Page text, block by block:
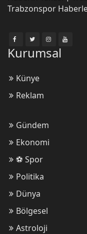
Yasin
Fırtına dolu
Ebubekir
Ömer Faruk
Erdoğan'a sahip
Sümerya
Trabzonspor
Kurumsal
Künye
Reklam
Gündem
Ekonomi
⚽ Spor
Politika
Dünya
Bölgesel
Astroloji